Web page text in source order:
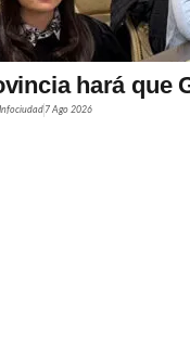
hará que
7 Ago 2026